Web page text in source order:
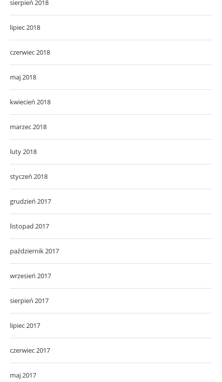
sierpień 2018
lipiec 2018
czerwiec 2018
maj 2018
kwiecień 2018
marzec 2018
luty 2018
styczeń 2018
grudzień 2017
listopad 2017
październik 2017
wrzesień 2017
sierpień 2017
lipiec 2017
czerwiec 2017
maj 2017